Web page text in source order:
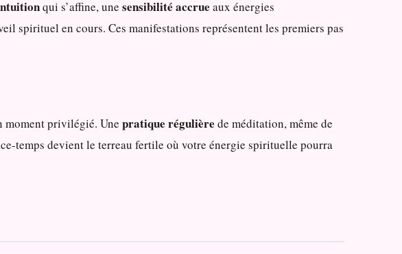
qui s’affine, une sensibilité accrue aux énergies
spirituel en cours. Ces manifestations représentent les premiers pas
moment privilégié. Une pratique régulière de méditation, même de
temps devient le terreau fertile où votre énergie spirituelle pourra